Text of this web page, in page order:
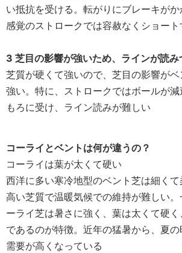
い抵抗を受ける。転がりにブレーキがか
感覚のストロークでは容赦なくショート
3 芝目の影響が強いため、ラインが読み
芝質が硬くて強いので、芝目の影響が
強い。特に、ストロークではボールが
もろに受け、ライン読みが難しい
コーライとベントは何が違うの？
コーライは葉が太くて硬い
西洋に多い寒冷地型のベント芝は細く
高い芝質で温暖気候での維持が難しい
ーライ芝は暑さに強く、葉は太くて硬
であるのが特徴。近年の猛暑から、夏
需要が高くなっている